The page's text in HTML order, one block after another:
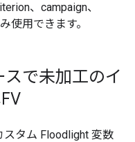
、campaign、
使用できます。
で未加工のイ
スタム Floodlight 変数